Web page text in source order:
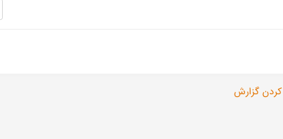
گزارش